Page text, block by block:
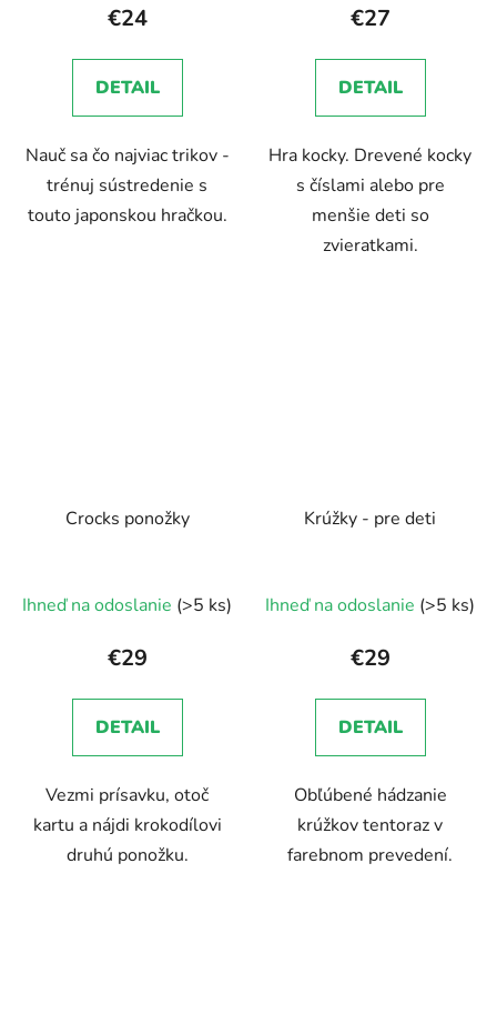
€24
DETAIL
Nauč sa čo najviac trikov -
trénuj sústredenie s
touto japonskou hračkou.
€27
DETAIL
Hra kocky. Drevené kocky
s číslami alebo pre
menšie deti so
zvieratkami.
Crocks ponožky
Ihneď na odoslanie (>5 ks)
€29
DETAIL
Vezmi prísavku, otoč
kartu a nájdi krokodílovi
druhú ponožku.
Krúžky - pre deti
Ihneď na odoslanie (>5 ks)
€29
DETAIL
Obľúbené hádzanie
krúžkov tentoraz v
farebnom prevedení.